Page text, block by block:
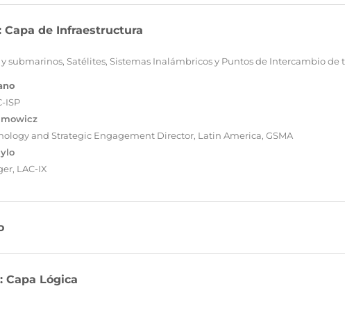
Capa de Infraestructura
submarinos, Satélites, Sistemas Inalámbricos y Puntos de Intercambio de
ISP
and Strategic Engagement Director, Latin America, GSMA
LAC-IX
Capa Lógica